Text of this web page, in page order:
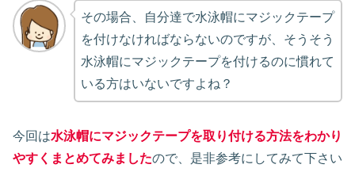
その場合、自分達で水泳帽にマジックテープ
を付けなければならないのですが、そうそう
水泳帽にマジックテープを付けるのに慣れて
いる方はいないですよね？
今回は水泳帽にマジックテープを取り付ける方法をわかり
やすくまとめてみましたので、是非参考にしてみて下さい